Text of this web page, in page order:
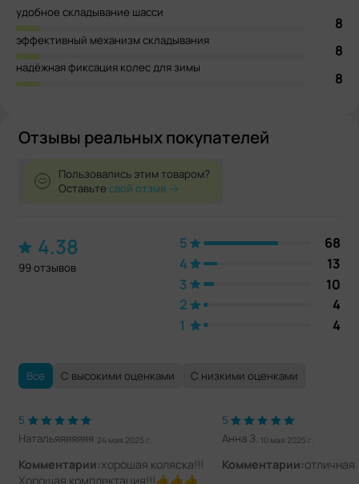
удобное складывание шасси
8
эффективный механизм складывания
8
надёжная фиксация колес для зимы
8
Отзывы реальных покупателей
Пользовались этим товаром?
Оставьтесвой отзыв
4.38
99 отзывов
5
68
4
13
3
10
2
4
1
4
Все С высокими оценками С низкими оценками
5
Натальяяяяяяя 24 мая 2025 г.
Комментарии:хорошая коляска!!!
Хорошая комплектация!!!👍👍👍
5
Анна З. 10 мая 2025 г.
Комментарии:отличная